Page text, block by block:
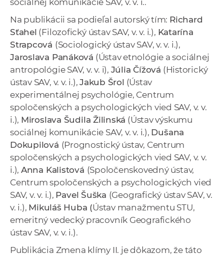
sociálnej komunikácie SAV, v. v. i..
Na publikácii sa podieľal autorský tím: Richard
Sťahel (Filozofický ústav SAV, v. v. i.), Katarína
Strapcová (Sociologický ústav SAV, v. v. i.),
Jaroslava Panáková (Ústav etnológie a sociálnej
antropológie SAV, v. v. i), Júlia Čížová (Historický
ústav SAV, v. v. i.),Jakub Šrol (Ústav
experimentálnej psychológie, Centrum
spoločenských a psychologických vied SAV, v. v.
i.), Miroslava Šudila Žilinská (Ústav výskumu
sociálnej komunikácie SAV, v. v. i.), Dušana
Dokupilová (Prognostický ústav, Centrum
spoločenských a psychologických vied SAV, v. v.
i.), Anna Kalistová (Spoločenskovedný ústav,
Centrum spoločenských a psychologických vied
SAV, v. v. i.), Pavel Šuška (Geografický ústav SAV, v.
v. i.), Mikuláš Huba (Ústav manažmentu STU,
emeritný vedecký pracovník Geografického
ústav SAV, v. v. i.).
Publikácia Zmena klímy II. je dôkazom, že táto